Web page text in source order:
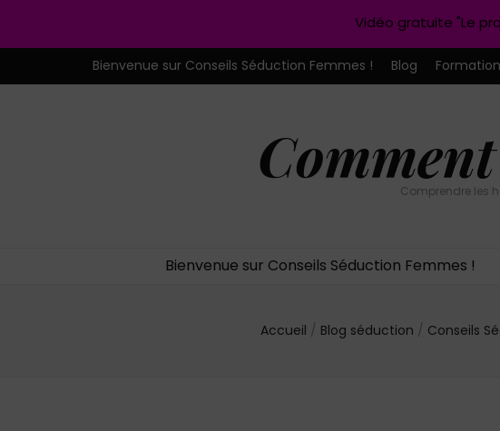
Bienvenue sur Conseils Séduction Femmes ! Blog
Comprendre les
Bienvenue sur Conseils Séduction Femmes !
Accueil / Blog séduction / Conseils
Vidéo gratuite "Le